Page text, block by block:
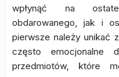
wpłynąć na
obdarowanego, jak i
pierwsze należy unikać
często emocjonalne
przedmiotów, które